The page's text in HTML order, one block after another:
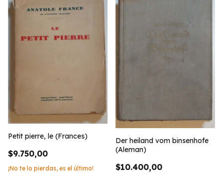
Petit pierre, le (Frances)
$9.750,00
¡No te lo pierdas, es el último!
Der heiland vom binsenhofe
(Aleman)
$10.400,00